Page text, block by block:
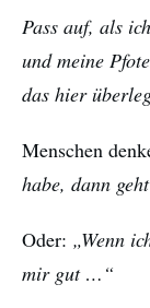
Pass auf, als
und meine
das hier
Menschen
habe, dann
Oder: „Wenn
mir gut …“